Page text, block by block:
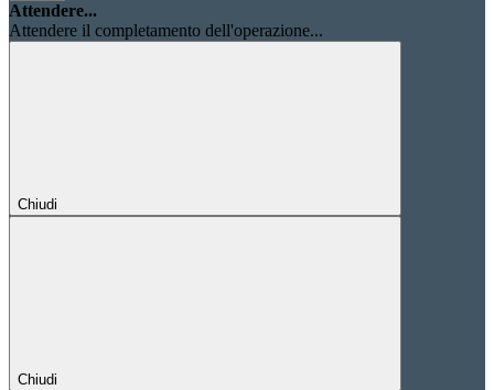
Attendere...
Attendere il completamento dell'operazione...
Chiudi
Chiudi